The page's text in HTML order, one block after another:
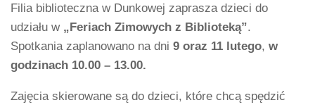
Filia biblioteczna w Dunkowej zaprasza dzieci do
udziału w „Feriach Zimowych z Biblioteką”.
Spotkania zaplanowano na dni 9 oraz 11 lutego, w
godzinach 10.00 – 13.00.
Zajęcia skierowane są do dzieci, które chcą spędzić